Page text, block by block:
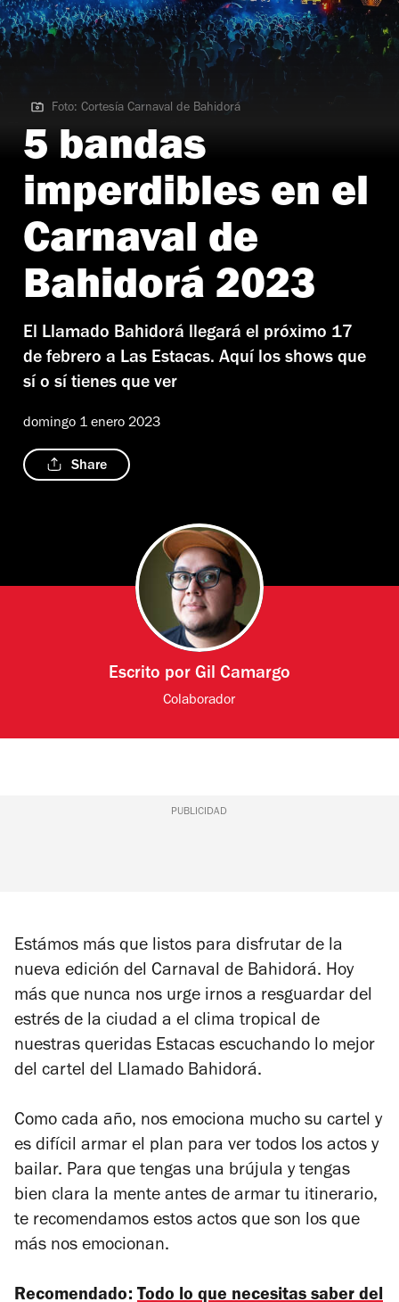
Foto: Cortesía Carnaval de Bahidorá
Foto: Cortesía Carnaval de Bahidorá
5 bandas
imperdibles en el
Carnaval de
Bahidorá 2023
El Llamado Bahidorá llegará el próximo 17
de febrero a Las Estacas. Aquí los shows que
sí o sí tienes que ver
domingo 1 enero 2023
Share
Escrito por Gil Camargo
Colaborador
PUBLICIDAD
Estámos más que listos para disfrutar de la
nueva edición del Carnaval de Bahidorá. Hoy
más que nunca nos urge irnos a resguardar del
estrés de la ciudad a el clima tropical de
nuestras queridas Estacas escuchando lo mejor
del cartel del Llamado Bahidorá.
Como cada año, nos emociona mucho su cartel y
es difícil armar el plan para ver todos los actos y
bailar. Para que tengas una brújula y tengas
bien clara la mente antes de armar tu itinerario,
te recomendamos estos actos que son los que
más nos emocionan.
Recomendado: Todo lo que necesitas saber del